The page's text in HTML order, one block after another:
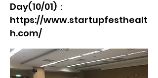
Day(10/01)：
https://www.startupfesthealt
h.com/